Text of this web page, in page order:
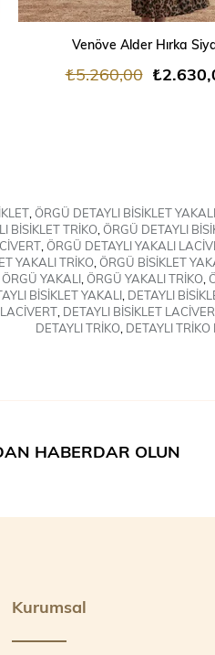
Venöve Alder Hırka
₺5.260,00
, ÖRGÜ DETAYLI BİSİKLET YAKALI
BİSİKLET TRİKO, ÖRGÜ DETAYLI
ÖRGÜ DETAYLI YAKALI
YAKALI TRİKO ÖRGÜ BİSİKLET
ÖRGÜ YAKALI ÖRGÜ YAKALI TRİKO
BİSİKLET YAKALI DETAYLI
, DETAYLI BİSİKLET
DETAYLI TRİKO, DETAYLI
HABERDAR OLUN
Kurumsal